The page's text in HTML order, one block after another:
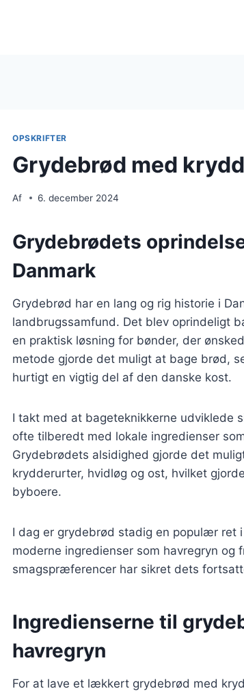
OPSKRIFTER
Grydebrød med
Af 6. december 2024
Grydebrødets
Danmark
Grydebrød har en lang og rig historie i
landbrugssamfund. Det blev oprindeligt
en praktisk løsning for bønder, der
metode gjorde det muligt at bage brød,
hurtigt en vigtig del af den danske kost.
I takt med at bageteknikkerne udviklede
ofte tilberedt med lokale ingredienser
Grydebrødets alsidighed gjorde det
krydderurter, hvidløg og ost, hvilket
byboere.
I dag er grydebrød stadig en populær ret
moderne ingredienser som havregryn
smagspræferencer har sikret dets
Ingredienserne til
havregryn
For at lave et lækkert grydebrød med